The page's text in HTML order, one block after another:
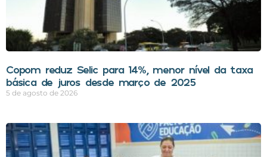
Copom reduz Selic para 14%, menor nível da taxa
básica de juros desde março de 2025
5 de agosto de 2026